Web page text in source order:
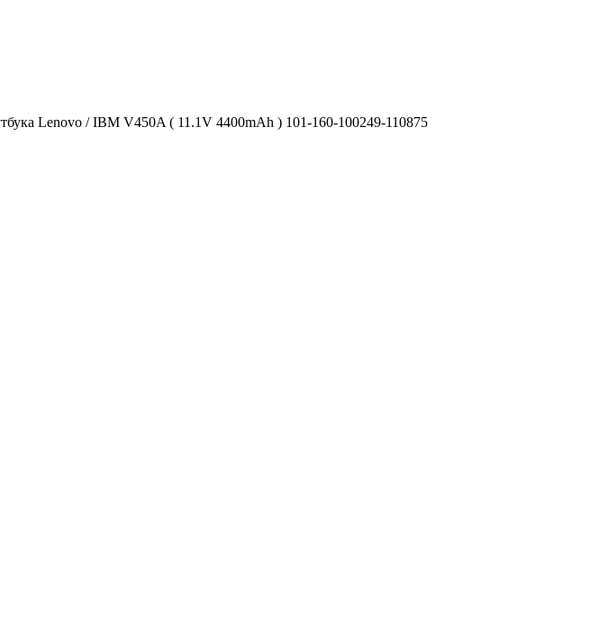
Lenovo / IBM V450A ( 11.1V 4400mAh ) 101-160-100249-110875